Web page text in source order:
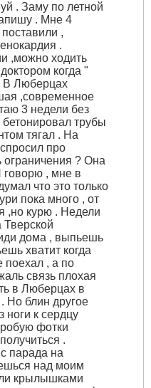
. Заму по летной
. Мне 4
,
.
,можно ходить
когда "
В Люберцах
,современное
3 недели без
трубы
тягал . На
про
ограничения ? Она
говорю , мне в
что это только
пока много , от
,но курю . Недели
дома , выпьешь
хватит когда
поехал , а по
связь плохая
в Люберцах в
Но блин другое
ноги к сердцу
фотки
.
парада на
над моим
крылышками